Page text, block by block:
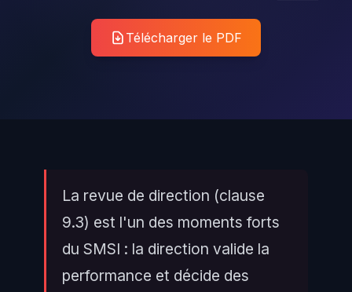
Télécharger le PDF
La revue de direction (clause
9.3) est l'un des moments forts
du SMSI : la direction valide la
performance et décide des